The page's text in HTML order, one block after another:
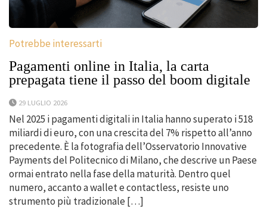
Potrebbe interessarti
Pagamenti online in Italia, la carta
prepagata tiene il passo del boom digitale
29 LUGLIO 2026
Nel 2025 i pagamenti digitali in Italia hanno superato i 518
miliardi di euro, con una crescita del 7% rispetto all’anno
precedente. È la fotografia dell’Osservatorio Innovative
Payments del Politecnico di Milano, che descrive un Paese
ormai entrato nella fase della maturità. Dentro quel
numero, accanto a wallet e contactless, resiste uno
strumento più tradizionale […]